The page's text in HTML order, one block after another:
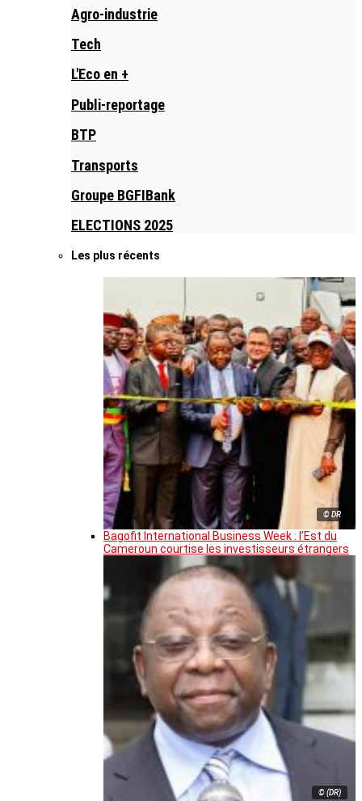
Agro-industrie
Tech
L'Eco en +
Publi-reportage
BTP
Transports
Groupe BGFIBank
ELECTIONS 2025
Les plus récents
© DR
Bagofit International Business Week : l’Est du
Cameroun courtise les investisseurs étrangers
© (DR)